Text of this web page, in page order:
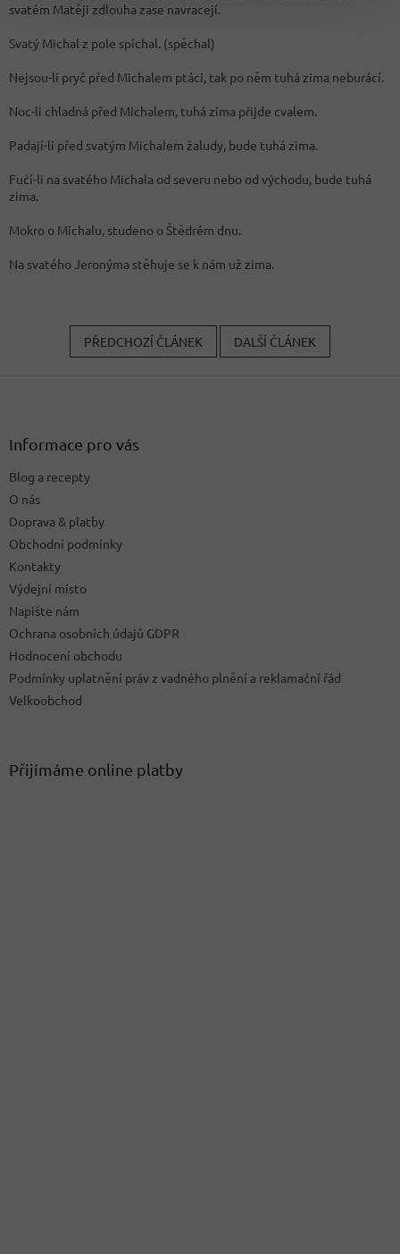
svatém Matěji zdlouha zase navracejí.
Svatý Michal z pole spíchal. (spěchal)
Nejsou-li pryč před Michalem ptáci, tak po něm tuhá zima neburácí.
Noc-li chladná před Michalem, tuhá zima přijde cvalem.
Padají-li před svatým Michalem žaludy, bude tuhá zima.
Fučí-li na svatého Michala od severu nebo od východu, bude tuhá
zima.
Mokro o Michalu, studeno o Štědrém dnu.
Na svatého Jeronýma stěhuje se k nám už zima.
PŘEDCHOZÍ ČLÁNEK DALŠÍ ČLÁNEK
Informace pro vás
Blog a recepty
O nás
Doprava & platby
Obchodní podmínky
Kontakty
Výdejní místo
Napište nám
Ochrana osobních údajů GDPR
Hodnocení obchodu
Podmínky uplatnění práv z vadného plnění a reklamační řád
Velkoobchod
Přijímáme online platby